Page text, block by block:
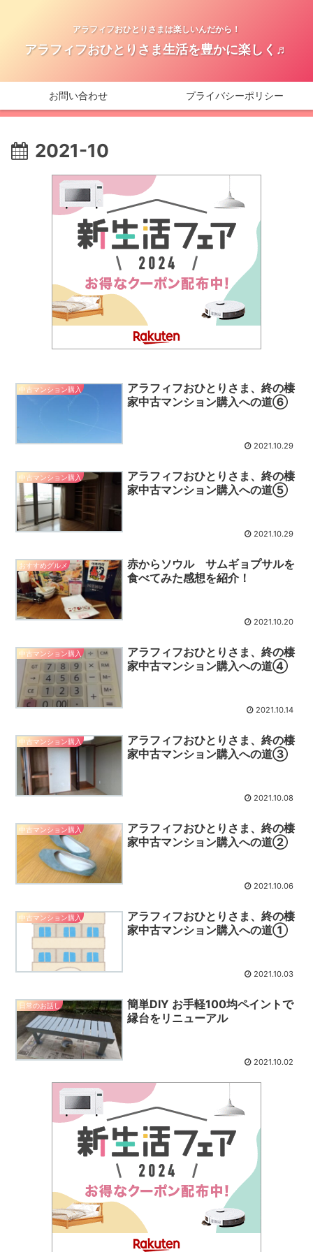
アラフィフおひとりさまは楽しいんだから！
アラフィフおひとりさま生活を豊かに楽しく♬
お問い合わせ プライバシーポリシー
2021-10
中古マンション購入
アラフィフおひとりさま、終の棲
家中古マンション購入への道⑥
2021.10.29
中古マンション購入
アラフィフおひとりさま、終の棲
家中古マンション購入への道⑤
2021.10.29
おすすめグルメ
赤からソウル サムギョプサルを
食べてみた感想を紹介！
2021.10.20
中古マンション購入
アラフィフおひとりさま、終の棲
家中古マンション購入への道④
2021.10.14
中古マンション購入
アラフィフおひとりさま、終の棲
家中古マンション購入への道③
2021.10.08
中古マンション購入
アラフィフおひとりさま、終の棲
家中古マンション購入への道②
2021.10.06
中古マンション購入
アラフィフおひとりさま、終の棲
家中古マンション購入への道①
2021.10.03
日常のお話し
簡単DIY お手軽100均ペイントで
縁台をリニューアル
2021.10.02